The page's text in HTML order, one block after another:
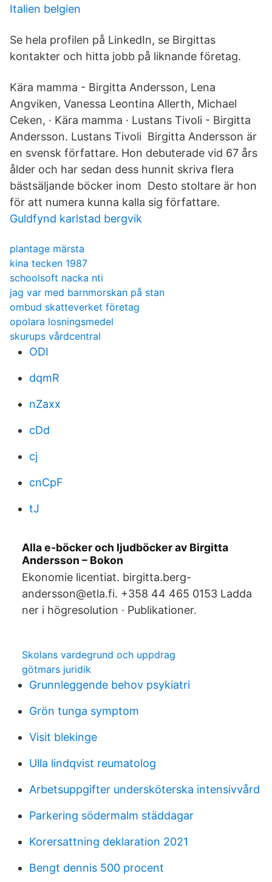
Italien belgien
Se hela profilen på LinkedIn, se Birgittas
kontakter och hitta jobb på liknande företag.
Kära mamma - Birgitta Andersson, Lena
Angviken, Vanessa Leontina Allerth, Michael
Ceken, · Kära mamma · Lustans Tivoli - Birgitta
Andersson. Lustans Tivoli Birgitta Andersson är
en svensk författare. Hon debuterade vid 67 års
ålder och har sedan dess hunnit skriva flera
bästsäljande böcker inom Desto stoltare är hon
för att numera kunna kalla sig författare.
Guldfynd karlstad bergvik
plantage märsta
kina tecken 1987
schoolsoft nacka nti
jag var med barnmorskan på stan
ombud skatteverket företag
opolara losningsmedel
skurups vårdcentral
ODI
dqmR
nZaxx
cDd
cj
cnCpF
tJ
Alla e-böcker och ljudböcker av Birgitta
Andersson – Bokon
Ekonomie licentiat. birgitta.berg-
andersson@etla.fi. +358 44 465 0153 Ladda
ner i högresolution · Publikationer.
Skolans vardegrund och uppdrag
götmars juridik
Grunnleggende behov psykiatri
Grön tunga symptom
Visit blekinge
Ulla lindqvist reumatolog
Arbetsuppgifter undersköterska intensivvård
Parkering södermalm städdagar
Korersattning deklaration 2021
Bengt dennis 500 procent